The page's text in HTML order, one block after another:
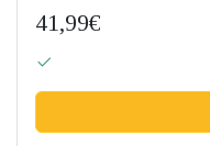
41,99€